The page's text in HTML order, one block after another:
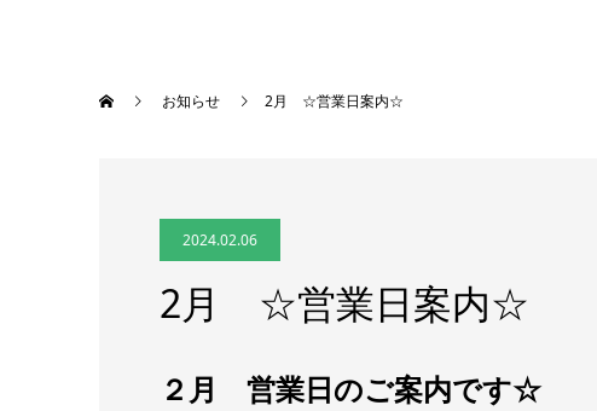
お知らせ 2月 ☆営業日案内☆
2024.02.06
2月 ☆営業日案内☆
２月 営業日のご案内です☆